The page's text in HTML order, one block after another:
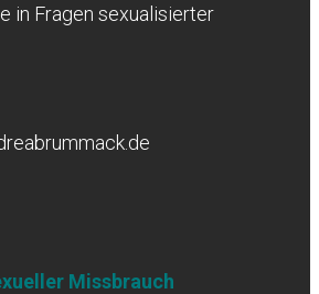
in Fragen sexualisierter
Missbrauch